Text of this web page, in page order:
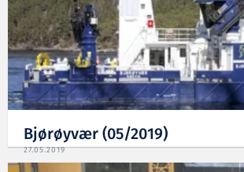
Bjørøyvær (05/2019)
27.05.2019